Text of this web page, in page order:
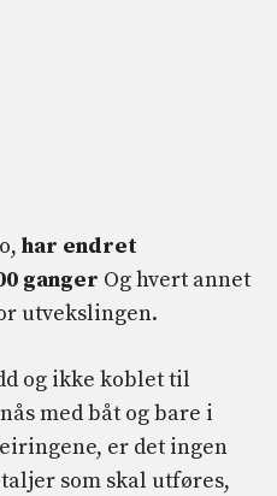
har endret
ganger Og hvert annet
utvekslingen.
og ikke koblet til
med båt og bare i
er det ingen
som skal utføres,